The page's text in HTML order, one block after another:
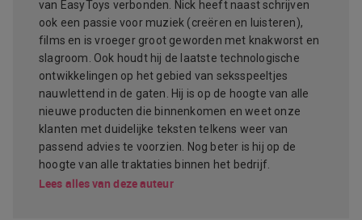
van EasyToys verbonden. Nick heeft naast schrijven
ook een passie voor muziek (creëren en luisteren),
films en is vroeger groot geworden met knakworst en
slagroom. Ook houdt hij de laatste technologische
ontwikkelingen op het gebied van seksspeeltjes
nauwlettend in de gaten. Hij is op de hoogte van alle
nieuwe producten die binnenkomen en weet onze
klanten met duidelijke teksten telkens weer van
passend advies te voorzien. Nog beter is hij op de
hoogte van alle traktaties binnen het bedrijf.
Lees alles van deze auteur